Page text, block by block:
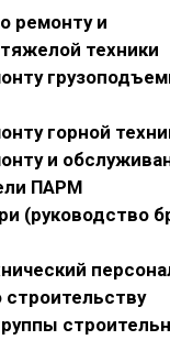
ремонту и
техники
горной
и
ПАРМ
(руководство
строительству